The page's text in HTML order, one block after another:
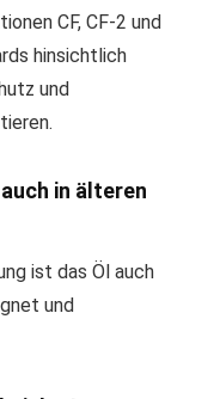
CF, CF-2 und
hinsichtlich
und
in älteren
ist das Öl auch
und